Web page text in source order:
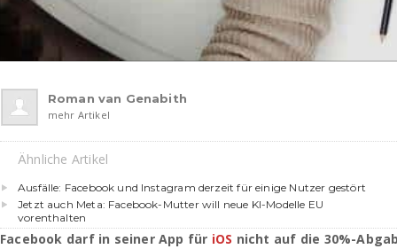
Roman van Genabith
mehr Artikel
Ähnliche Artikel
Ausfälle: Facebook und Instagram derzeit für einige Nutzer gestört
Jetzt auch Meta: Facebook-Mutter will neue KI-Modelle EU
vorenthalten
Facebook darf in seiner App für iOS nicht auf die 30%-